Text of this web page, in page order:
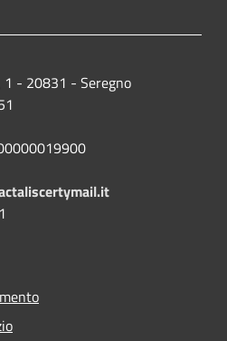
- 20831 - Seregno